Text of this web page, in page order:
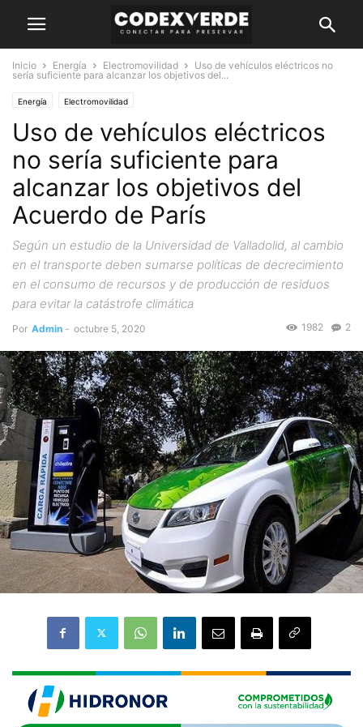
Inicio Energía Electromovilidad
Uso de vehículos eléctricos no
sería suficiente para alcanzar los objetivos del...
Energía Electromovilidad
Uso de vehículos eléctricos
no sería suficiente para
alcanzar los objetivos del
Acuerdo de París
Según un estudio de la Universidad de Valladolid, al cambio
en el transporte deben sumarse políticas de decrecimiento
en el consumo de recursos y de producción de residuos
para evitar la catástrofe climática
Por Admin - octubre 5, 2020 2
1982